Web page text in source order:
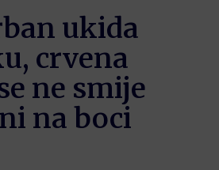
ukida
crvena
ne smije
na boci